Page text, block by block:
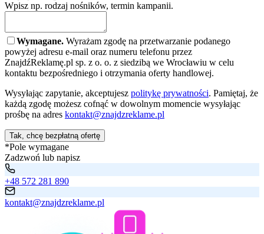
Wpisz np. rodzaj nośników, termin kampanii.
Wymagane. Wyrażam zgodę na przetwarzanie podanego
powyżej adresu e-mail oraz numeru telefonu przez
ZnajdźReklamę.pl sp. z o. o. z siedzibą we Wrocławiu w celu
kontaktu bezpośredniego i otrzymania oferty handlowej.
Wysyłając zapytanie, akceptujesz politykę prywatności. Pamiętaj, że
każdą zgodę możesz cofnąć w dowolnym momencie wysyłając
prośbę na adres kontakt@znajdzreklame.pl
Tak, chcę bezpłatną ofertę
*Pole wymagane
Zadzwoń lub napisz
+48 572 281 890
kontakt@znajdzreklame.pl